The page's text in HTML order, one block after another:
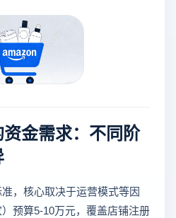
金需求：不同阶
，核心取决于运营模式等因
预算5-10万元，覆盖店铺注册